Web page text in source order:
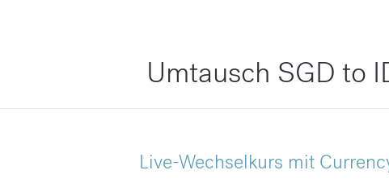
Umtausch SGD to
Live-Wechselkurs mit